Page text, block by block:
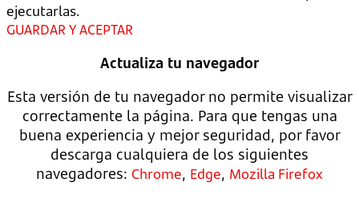
ejecutarlas.
GUARDAR Y ACEPTAR
Actualiza tu navegador
Esta versión de tu navegador no permite visualizar
correctamente la página. Para que tengas una
buena experiencia y mejor seguridad, por favor
descarga cualquiera de los siguientes
navegadores: Chrome, Edge, Mozilla Firefox